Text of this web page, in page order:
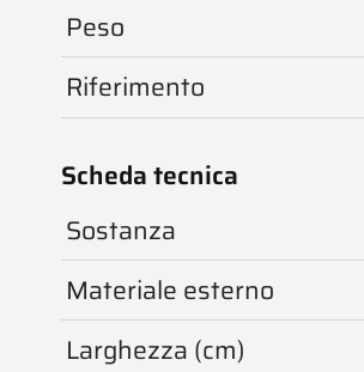
Peso
Riferimento
Scheda tecnica
Sostanza
Materiale esterno
Larghezza (cm)